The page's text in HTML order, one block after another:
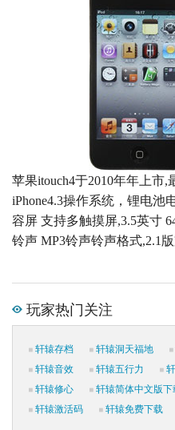
苹果itouch4于2010年年上市
iPhone4.3操作系统，锂电池
容屏 支持多触摸屏,3.5英寸
铃声 MP3铃声铃声格式,2.1版
玩家热门关注
轩辕存档 轩辕洞天福地
轩辕音效
轩辕五行力
轩辕修心
轩辕简体中文版下
轩辕激活码
轩辕免费下载